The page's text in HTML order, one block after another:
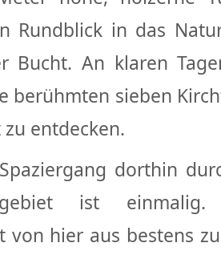
Rundblick in das
Bucht. An klaren
berühmten sieben
entdecken.
dorthin
ist
von hier aus bestens